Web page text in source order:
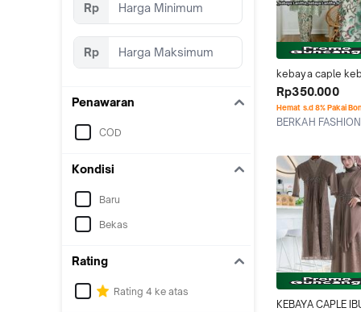
Rp
Rp
Penawaran
COD
Kondisi
Baru
Bekas
Rating
Rating 4 ke atas
kebaya caple
wisuda lamaran
set tunik batik
kondangan
Rp350.000
Hemat s.d 8% Pakai
BERKAH
KEBAYA CAPLE